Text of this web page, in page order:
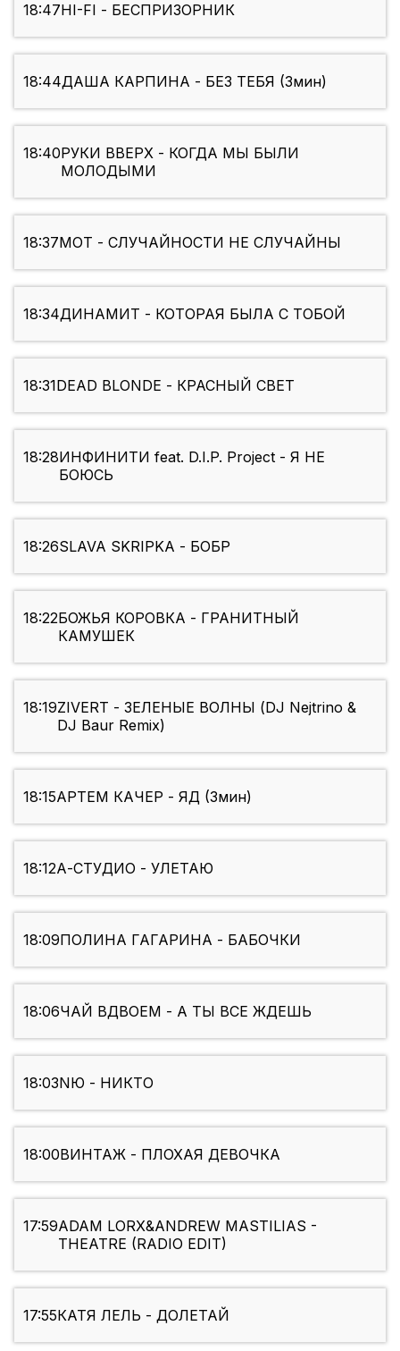
18:47HI-FI - БЕСПРИЗОРНИК
18:44ДАША КАРПИНА - БЕЗ ТЕБЯ (3мин)
18:40РУКИ ВВЕРХ - КОГДА МЫ БЫЛИ
МОЛОДЫМИ
18:37МОТ - СЛУЧАЙНОСТИ НЕ СЛУЧАЙНЫ
18:34ДИНАМИТ - КОТОРАЯ БЫЛА С ТОБОЙ
18:31DEAD BLONDE - КРАСНЫЙ СВЕТ
18:28ИНФИНИТИ feat. D.I.P. Project - Я НЕ
БОЮСЬ
18:26SLAVA SKRIPKA - БОБР
18:22БОЖЬЯ КОРОВКА - ГРАНИТНЫЙ
КАМУШЕК
18:19ZIVERT - ЗЕЛЕНЫЕ ВОЛНЫ (DJ Nejtrino &
DJ Baur Remix)
18:15АРТЕМ КАЧЕР - ЯД (3мин)
18:12А-СТУДИО - УЛЕТАЮ
18:09ПОЛИНА ГАГАРИНА - БАБОЧКИ
18:06ЧАЙ ВДВОЕМ - А ТЫ ВСЕ ЖДЕШЬ
18:03NЮ - НИКТО
18:00ВИНТАЖ - ПЛОХАЯ ДЕВОЧКА
17:59ADAM LORX&ANDREW MASTILIAS -
THEATRE (RADIO EDIT)
17:55КАТЯ ЛЕЛЬ - ДОЛЕТАЙ